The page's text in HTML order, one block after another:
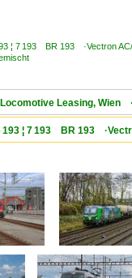
¦ 7 193 BR 193 ·Vectron
Leasing, Wien
193 ¦ 7 193 BR 193